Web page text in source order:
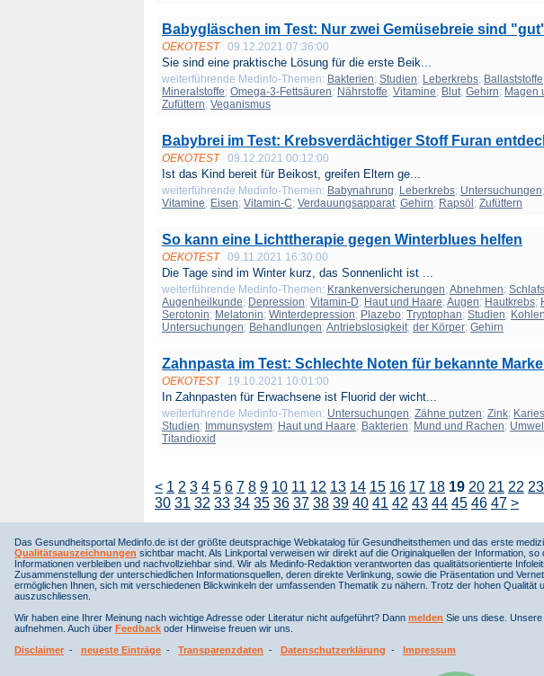
Babygläschen im Test: Nur zwei Gemüsebreie sind
OEKOTEST 09.12.2021 07:36:00
Sie sind eine praktische Lösung für die erste Beik...
weiterführende Medinfo-Themen: Bakterien; Studien; Leberkrebs; Ballaststoffe
Mineralstoffe; Omega-3-Fettsäuren; Nährstoffe; Vitamine; Blut; Gehirn; Magen
Zufüttern; Veganismus
Babybrei im Test: Krebsverdächtiger Stoff Furan
OEKOTEST 09.12.2021 00:12:00
Ist das Kind bereit für Beikost, greifen Eltern ge...
weiterführende Medinfo-Themen: Babynahrung; Leberkrebs; Untersuchungen;
Vitamine; Eisen; Vitamin-C; Verdauungsapparat; Gehirn; Rapsöl ; Zufüttern
So kann eine Lichttherapie gegen Winterblues helfen
OEKOTEST 09.11.2021 16:30:00
Die Tage sind im Winter kurz, das Sonnenlicht ist ...
weiterführende Medinfo-Themen: Krankenversicherungen; Abnehmen;
Augenheilkunde; Depression; Vitamin-D; Haut und Haare; Augen; Hautkrebs;
Serotonin; Melatonin; Winterdepression; Plazebo; Tryptophan; Studien;
Untersuchungen; Behandlungen; Antriebslosigkeit; der Körper; Gehirn
Zahnpasta im Test: Schlechte Noten für bekannte
OEKOTEST 19.10.2021 10:01:00
In Zahnpasten für Erwachsene ist Fluorid der wicht...
weiterführende Medinfo-Themen: Untersuchungen; Zähne putzen; Zink; Karies
Studien; Immunsystem; Haut und Haare; Bakterien; Mund und Rachen;
Titandioxid
< 1 2 3 4 5 6 7 8 9 10 11 12 13 14 15 16 17 18 19 20 21 22 23
30 31 32 33 34 35 36 37 38 39 40 41 42 43 44 45 46 47 >
Das Gesundheitsportal Medinfo.de ist der größte deutsprachige Webkatalog für Gesundheitsthemen und das erste
Qualitätsauszeichnungen sichtbar macht. Als Linkportal verweisen wir direkt auf die Originalquellen der Information,
Informationen verbleiben und nachvollziehbar sind. Wir als Medinfo-Redaktion verantworten das qualitätsorientierte
Zusammenstellung der unterschiedlichen Informationsquellen, deren direkte Verlinkung, sowie die Präsentation und
ermöglichen Ihnen, sich mit verschiedenen Blickwinkeln der umfassenden Thematik zu nähern. Trotz der hohen
auszuschliessen.
Wir haben eine Ihrer Meinung nach wichtige Adresse oder Literatur nicht aufgeführt? Dann melden Sie uns diese.
aufnehmen. Auch über Feedback oder Hinweise freuen wir uns.
Disclaimer - neueste Einträge - Transparenzdaten - Datenschutzerklärung - Impressum